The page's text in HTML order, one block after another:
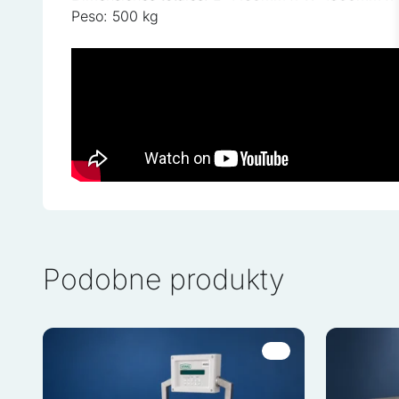
Peso: 500 kg
Podobne produkty
Las cookies estadísticas
con el sitio, recopilando
de terceros